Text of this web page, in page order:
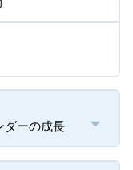
ダーの成長